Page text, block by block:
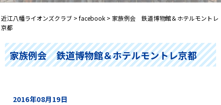
近江八幡ライオンズクラブ > facebook > 家族例会 鉄道博物館＆ホテルモントレ
京都
家族例会 鉄道博物館＆ホテルモントレ京都
2016年08月19日